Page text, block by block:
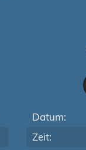
Datum:
Zeit: